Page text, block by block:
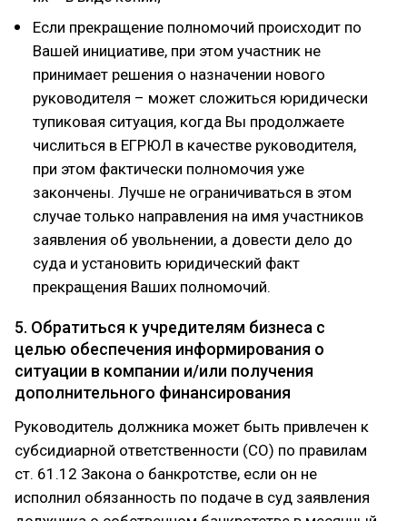
Если прекращение полномочий происходит по
Вашей инициативе, при этом участник не
принимает решения о назначении нового
руководителя – может сложиться юридически
тупиковая ситуация, когда Вы продолжаете
числиться в ЕГРЮЛ в качестве руководителя,
при этом фактически полномочия уже
закончены. Лучше не ограничиваться в этом
случае только направления на имя участников
заявления об увольнении, а довести дело до
суда и установить юридический факт
прекращения Ваших полномочий.
5. Обратиться к учредителям бизнеса с
целью обеспечения информирования о
ситуации в компании и/или получения
дополнительного финансирования
Руководитель должника может быть привлечен к
субсидиарной ответственности (СО) по правилам
ст. 61.12 Закона о банкротстве, если он не
исполнил обязанность по подаче в суд заявления